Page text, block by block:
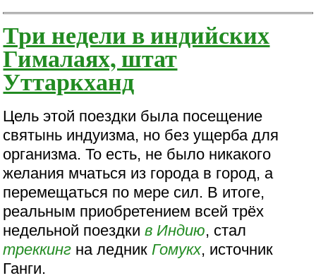
Три недели в индийских
Гималаях, штат
Уттаркханд
Цель этой поездки была посещение
святынь индуизма, но без ущерба для
организма. То есть, не было никакого
желания мчаться из города в город, а
перемещаться по мере сил. В итоге,
реальным приобретением всей трёх
недельной поездкив Индию, стал
треккинг на ледник Гомукх, источник
Ганги.